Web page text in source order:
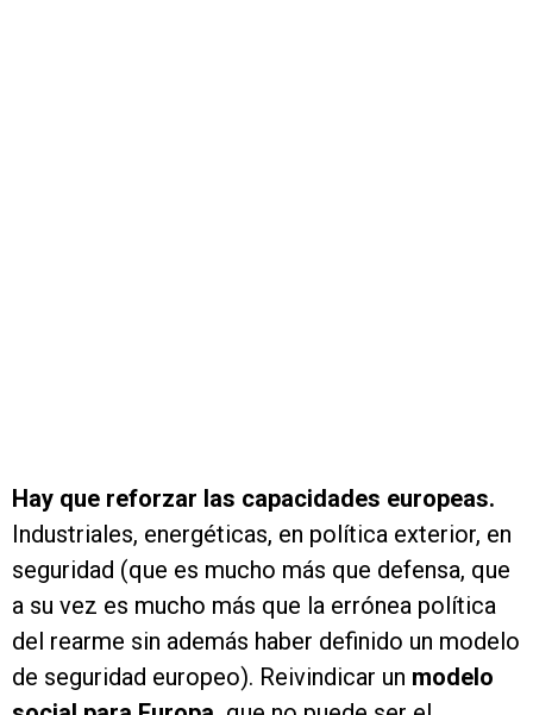
Hay que reforzar las capacidades europeas.
Industriales, energéticas, en política exterior, en
seguridad (que es mucho más que defensa, que
a su vez es mucho más que la errónea política
del rearme sin además haber definido un modelo
de seguridad europeo). Reivindicar un modelo